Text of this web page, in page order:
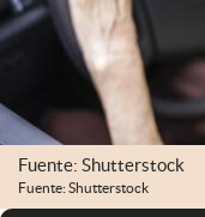
Fuente: Shutterstock
Fuente: Shutterstock